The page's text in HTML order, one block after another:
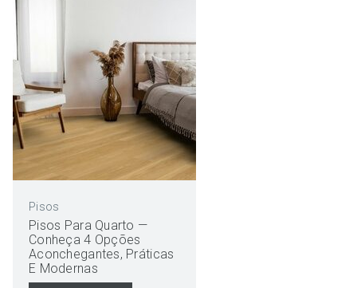
Pisos
Pisos Para Quarto —
Conheça 4 Opções
Aconchegantes, Práticas
E Modernas